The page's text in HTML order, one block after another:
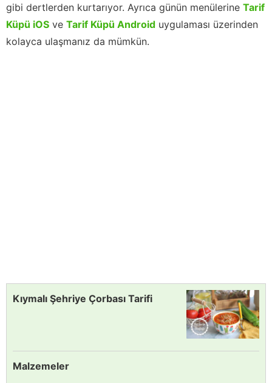
gibi dertlerden kurtarıyor. Ayrıca günün menülerine Tarif
Küpü iOS ve Tarif Küpü Android uygulaması üzerinden
kolayca ulaşmanız da mümkün.
Kıymalı Şehriye Çorbası Tarifi
Malzemeler